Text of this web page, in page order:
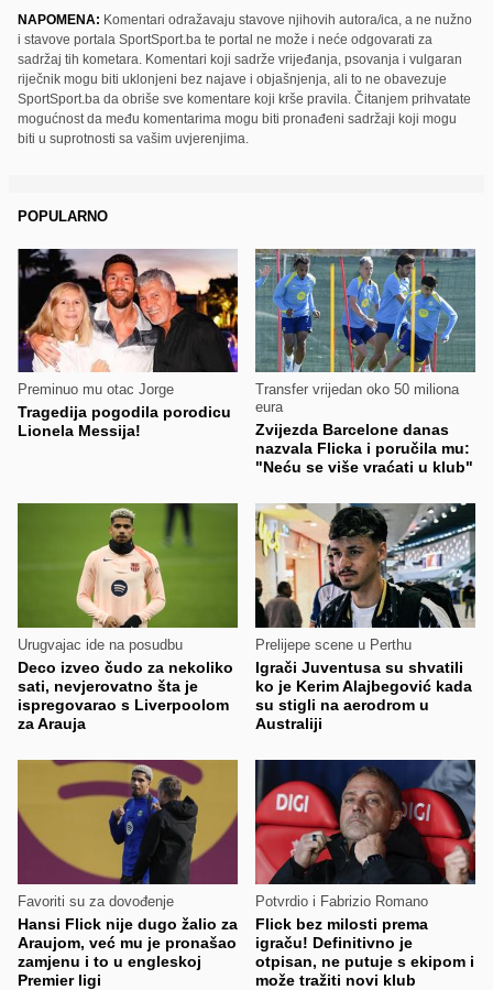
NAPOMENA: Komentari odražavaju stavove njihovih autora/ica, a ne nužno
i stavove portala SportSport.ba te portal ne može i neće odgovarati za
sadržaj tih kometara. Komentari koji sadrže vrijeđanja, psovanja i vulgaran
riječnik mogu biti uklonjeni bez najave i objašnjenja, ali to ne obavezuje
SportSport.ba da obriše sve komentare koji krše pravila. Čitanjem prihvatate
mogućnost da među komentarima mogu biti pronađeni sadržaji koji mogu
biti u suprotnosti sa vašim uvjerenjima.
POPULARNO
Preminuo mu otac Jorge
Tragedija pogodila porodicu
Lionela Messija!
Transfer vrijedan oko 50 miliona
eura
Zvijezda Barcelone danas
nazvala Flicka i poručila mu:
"Neću se više vraćati u klub"
Urugvajac ide na posudbu
Deco izveo čudo za nekoliko
sati, nevjerovatno šta je
ispregovarao s Liverpoolom
za Arauja
Prelijepe scene u Perthu
Igrači Juventusa su shvatili
ko je Kerim Alajbegović kada
su stigli na aerodrom u
Australiji
Favoriti su za dovođenje
Hansi Flick nije dugo žalio za
Araujom, već mu je pronašao
zamjenu i to u engleskoj
Premier ligi
Potvrdio i Fabrizio Romano
Flick bez milosti prema
igraču! Definitivno je
otpisan, ne putuje s ekipom i
može tražiti novi klub